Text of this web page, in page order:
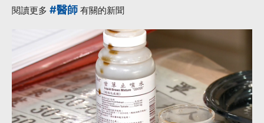
閱讀更多 #醫師 有關的新聞